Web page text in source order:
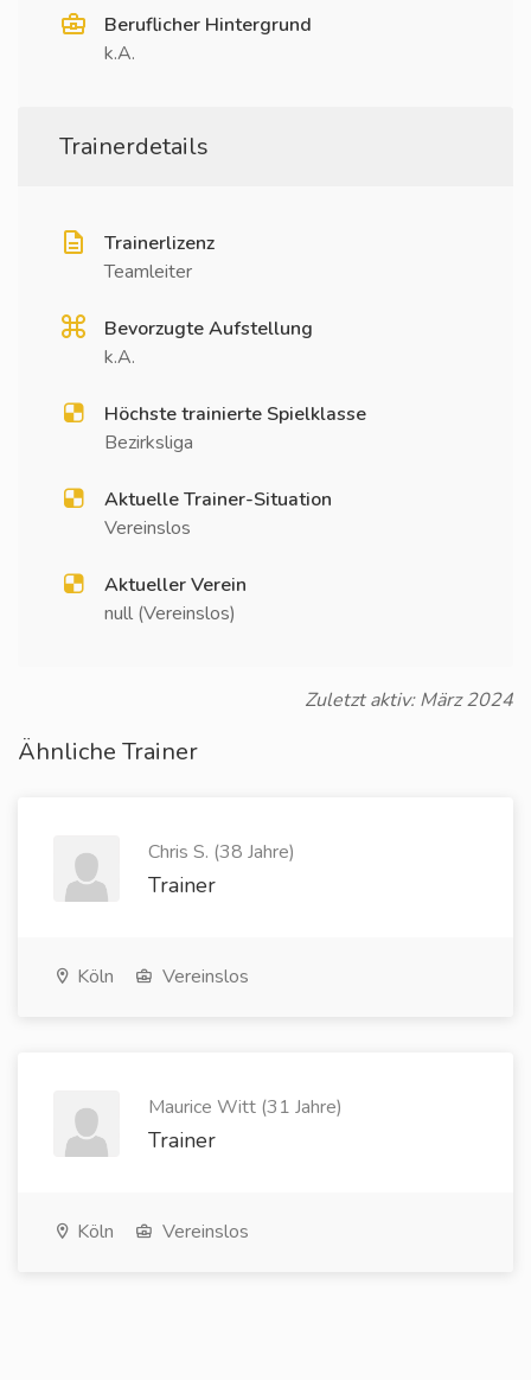
Beruflicher Hintergrund
k.A.
Trainerdetails
Trainerlizenz
Teamleiter
Bevorzugte Aufstellung
k.A.
Höchste trainierte Spielklasse
Bezirksliga
Aktuelle Trainer-Situation
Vereinslos
Aktueller Verein
null (Vereinslos)
Zuletzt aktiv: März 2024
Ähnliche Trainer
Chris S. (38 Jahre)
Trainer
Köln Vereinslos
Maurice Witt (31 Jahre)
Trainer
Köln Vereinslos